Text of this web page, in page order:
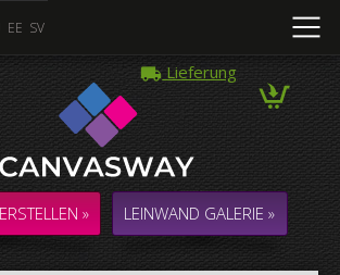
EE SV
Lieferung
» LEINWAND GALERIE »
Mehrere Fotos
KOMPOSITION aus mehreren Fotos